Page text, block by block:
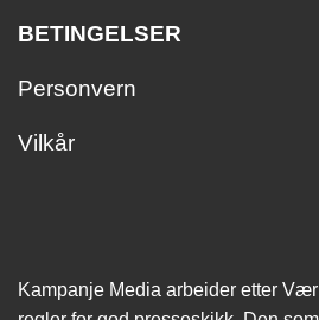
BETINGELSER
Personvern
Vilkår
Kampanje Media arbeider etter